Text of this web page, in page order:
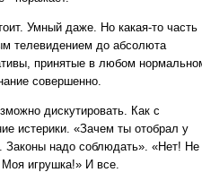
Умный даже. Но какая-то часть
телевидением до абсолюта
принятые в любом
совершенно.
дискутировать. Как с
истерики. «Зачем ты отобрал у
надо соблюдать». «Нет! Не
игрушка!» И все.